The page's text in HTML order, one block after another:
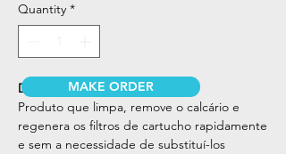
Quantity *
DESCRIÇÃO
Produto que limpa, remove o calcário e
regenera os filtros de cartucho rapidamente
e sem a necessidade de substituí-los
MAKE ORDER